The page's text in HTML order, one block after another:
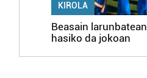
KIROLA
Beasain larunbatean
hasiko da jokoan